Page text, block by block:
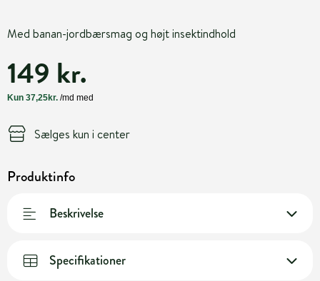
Med banan-jordbærsmag og højt insektindhold
149 kr.
Sælges kun i center
Produktinfo
Beskrivelse
Specifikationer